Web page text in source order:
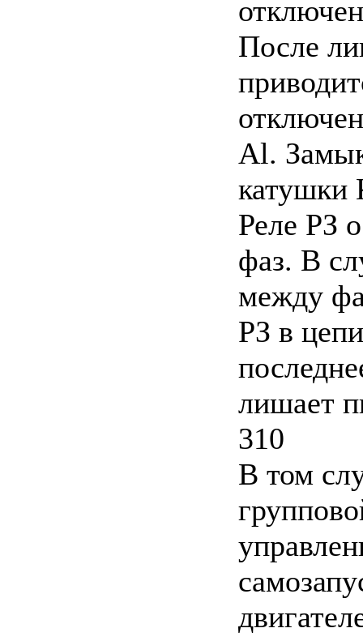
После
Al.
катушки
Реле РЗ
фаз. В
между
РЗ в
лишает
310
В том